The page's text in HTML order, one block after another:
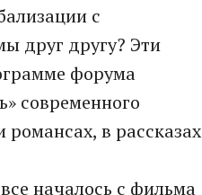
с
друг другу? Эти
форума
современного
романсах, в рассказах
началось с фильма